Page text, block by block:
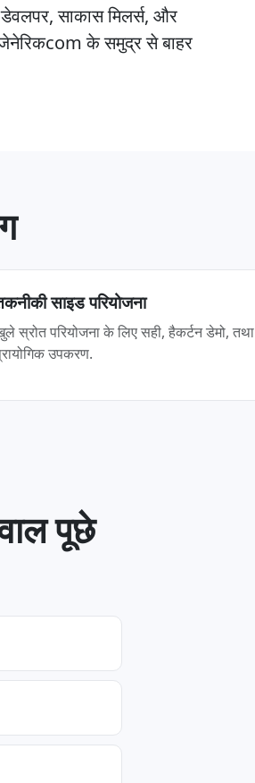
साकास मिलर्स, और
के समुद्र से बाहर
साइड परियोजना
स्रोत परियोजना के लिए सही, हैकर्टन डेमो, तथा
उपकरण.
पूछे